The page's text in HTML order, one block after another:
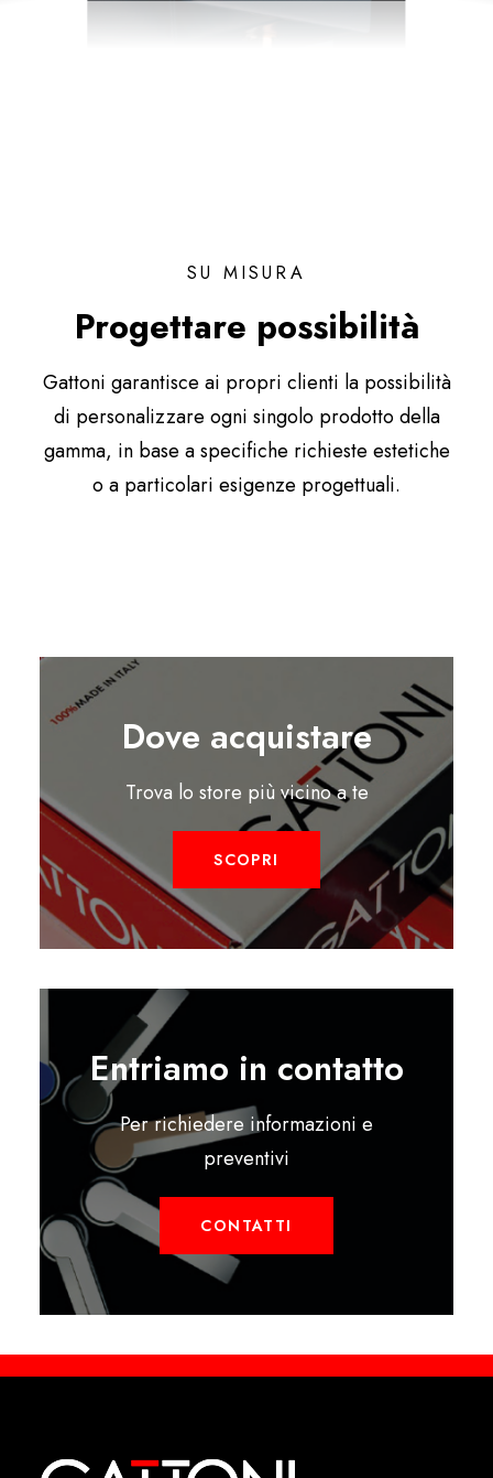
SU MISURA
Progettare possibilità
Gattoni garantisce ai propri clienti la possibilità
di personalizzare ogni singolo prodotto della
gamma, in base a specifiche richieste estetiche
o a particolari esigenze progettuali.
Dove acquistare
Trova lo store più vicino a te
SCOPRI
Entriamo in contatto
Per richiedere informazioni e
preventivi
CONTATTI